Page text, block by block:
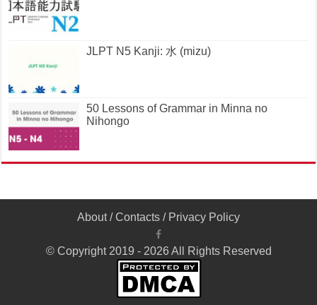
JLPT N5 Kanji: 水 (mizu)
50 Lessons of Grammar in Minna no
Nihongo
About/Contacts / Privacy Policy
© Copyright 2019 - 2026 All Rights Reserved